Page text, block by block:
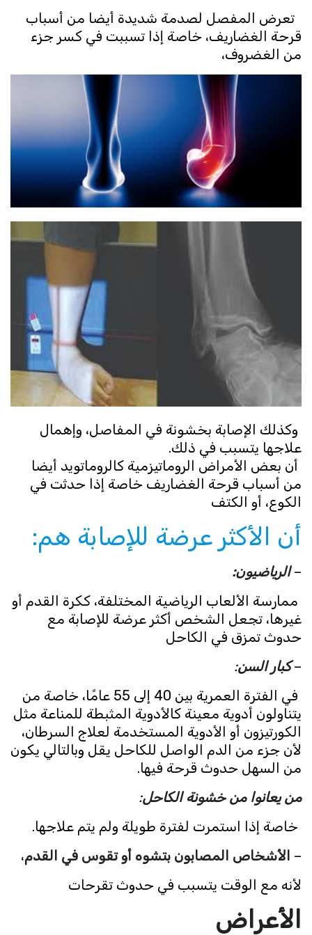
تعرض المفصل لصدمة شديدة أيضا من أسباب
قرحة الغضاريف، خاصة إذا تسببت في كسر جزء
من الغضروف،
وكذلك الإصابة بخشونة في المفاصل، وإهمال
علاجها يتسبب في ذلك.
أن بعض الأمراض الروماتيزمية كالروماتويد أيضا
من أسباب قرحة الغضاريف خاصة إذا حدثت في
الكوع، أو الكتف
أن الأكثر عرضة للإصابة هم:
الرياضيون:
ممارسة الألعاب الرياضية المختلفة، ككرة القدم أو
غيرها، تجعل الشخص أكثر عرضة للإصابة مع
حدوث تمزق في الكاحل
كبار السن:
في الفترة العمرية بين 40 إلى 55 عامًا، خاصة من
يتناولون أدوية معينة كالأدوية المثبطة للمناعة مثل
الكورتيزون أو الأدوية المستخدمة لعلاج السرطان،
لأن جزء من الدم الواصل للكاحل يقل وبالتالي يكون
من السهل حدوث قرحة فيها.
من يعانوا من خشونة الكاحل:
خاصة إذا استمرت لفترة طويلة ولم يتم علاجها.
الأشخاص المصابون بتشوه أو تقوس في القدم،
لأنه مع الوقت يتسبب في حدوث تقرحات
الأعراض